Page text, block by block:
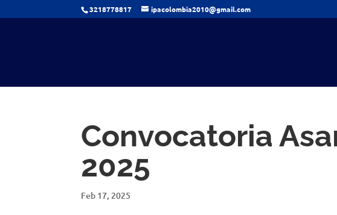
3218778817 ipacolombia2010@gmail.com
Convocatoria
2025
Feb 17, 2025